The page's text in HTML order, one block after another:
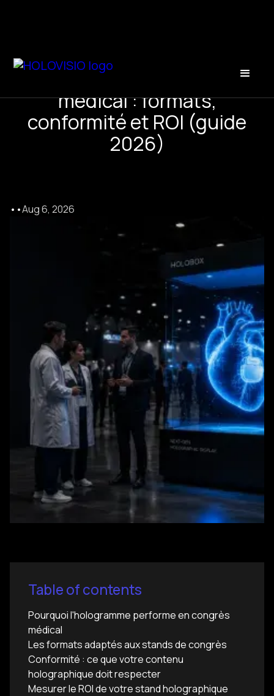
Hologramme en congrès
médical : formats,
conformité et ROI (guide
2026)
• •Aug 6, 2026
Table of contents
Pourquoi l'hologramme performe en congrès
médical
Les formats adaptés aux stands de congrès
Conformité : ce que votre contenu
holographique doit respecter
Mesurer le ROI de votre stand holographique